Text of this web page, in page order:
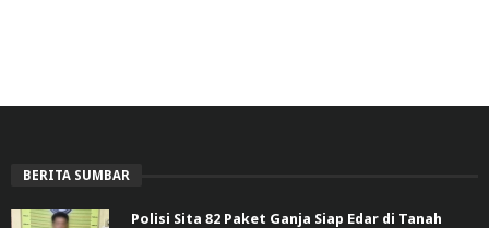
BERITA SUMBAR
Polisi Sita 82 Paket Ganja Siap Edar di Tanah